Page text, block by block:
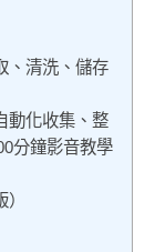
、清洗、儲存
動化收集、整
分鐘影音教學